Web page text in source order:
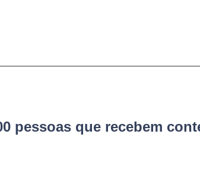
pessoas que recebem